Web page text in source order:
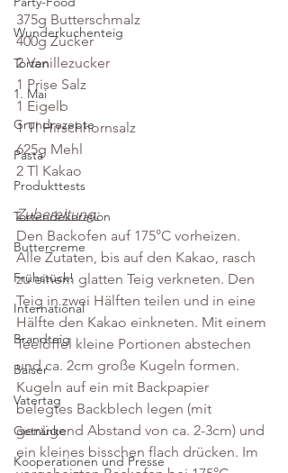
Wunderkuchenteig
Torten
1. Mai
Grundrezepte
Pasta
Produkttests
Tortendekoration
Buttercreme
Frühstück!
International
Brandteig
Baiser
Vatertag
Getränke
Kooperationen und Presse
375g Butterschmalz
400g Zucker
2 Vanillezucker
1 Prise Salz
1 Eigelb
1 Tl Hirschhornsalz
625g Mehl
2 Tl Kakao
Zubereitung:
Den Backofen auf 175°C vorheizen.
Alle Zutaten, bis auf den Kakao, rasch
zu einem glatten Teig verkneten. Den
Teig in zwei Hälften teilen und in eine
Hälfte den Kakao einkneten. Mit einem
Teelöffel kleine Portionen abstechen
und ca. 2cm große Kugeln formen.
Kugeln auf ein mit Backpapier
belegtes Backblech legen (mit
genügend Abstand von ca. 2-3cm) und
ein kleines bisschen flach drücken. Im